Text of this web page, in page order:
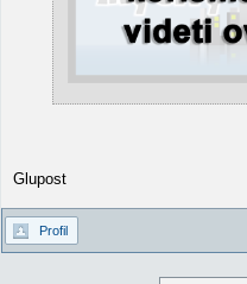
Glupost
Profil